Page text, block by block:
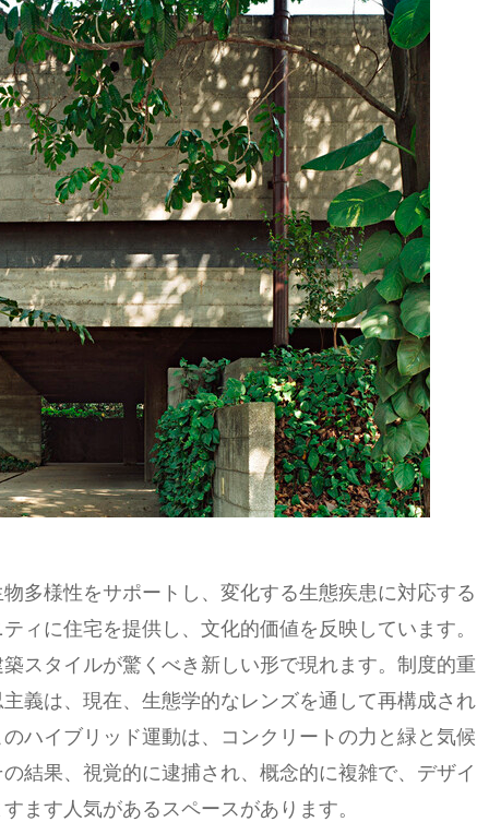
多様性をサポートし、変化する生態疾患に対応する
ィに住宅を提供し、文化的価値を反映しています。
スタイルが驚くべき新しい形で現れます。制度的重
義は、現在、生態学的なレンズを通して再構成され
ハイブリッド運動は、コンクリートの力と緑と気候
結果、視覚的に逮捕され、概念的に複雑で、デザイ
ます人気があるスペースがあります。